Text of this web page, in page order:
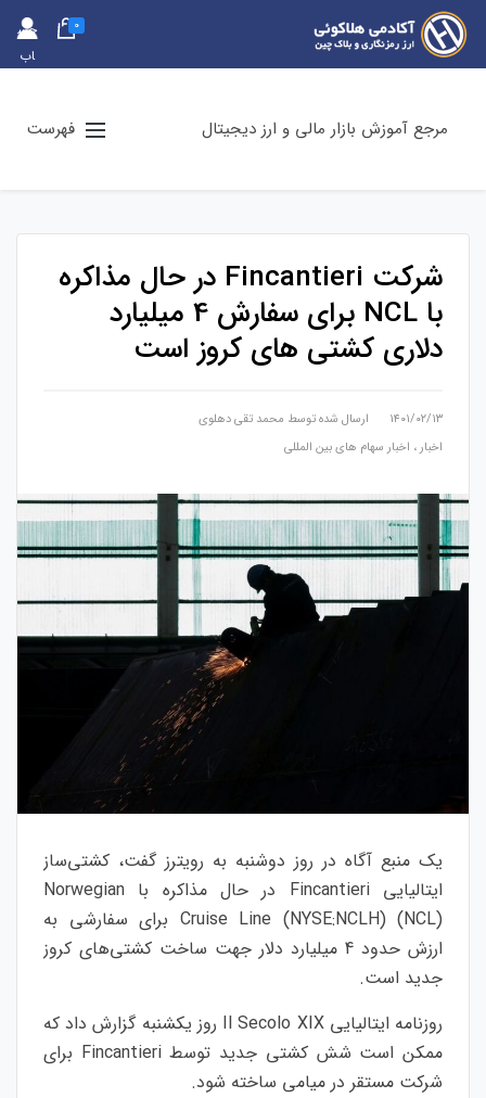
حس
اب
0
مرجع آموزش بازار مالی و ارز دیجیتال فهرست
شرکت Fincantieri در حال مذاکره
با NCL برای سفارش 4 میلیارد
دلاری کشتی های کروز است
۱۴۰۱/۰۲/۱۳ ارسال شده توسط محمد تقی دهلوی
اخبار ، اخبار سهام های بین المللی
یک منبع آگاه در روز دوشنبه به رویترز گفت، کشتی‌ساز
ایتالیایی Fincantieri در حال مذاکره با Norwegian
Cruise Line (NYSE:NCLH) (NCL) برای سفارشی به
ارزش حدود 4 میلیارد دلار جهت ساخت کشتی‌های کروز
جدید است.
روزنامه ایتالیایی Il Secolo XIX روز یکشنبه گزارش داد که
ممکن است شش کشتی جدید توسط Fincantieri برای
شرکت مستقر در میامی ساخته شود.